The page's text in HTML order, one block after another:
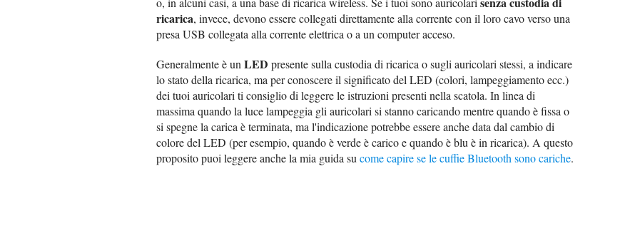
ricarica, invece, devono essere collegati direttamente alla corrente con il loro cavo verso una
presa USB collegata alla corrente elettrica o a un computer acceso.
Generalmente è unLED presente sulla custodia di ricarica o sugli auricolari stessi, a indicare
lo stato della ricarica, ma per conoscere il significato del LED (colori, lampeggiamento ecc.)
dei tuoi auricolari ti consiglio di leggere le istruzioni presenti nella scatola. In linea di
massima quando la luce lampeggia gli auricolari si stanno caricando mentre quando è fissa o
si spegne la carica è terminata, ma l'indicazione potrebbe essere anche data dal cambio di
colore del LED (per esempio, quando è verde è carico e quando è blu è in ricarica). A questo
proposito puoi leggere anche la mia guida sucome capire se le cuffie Bluetooth sono cariche.